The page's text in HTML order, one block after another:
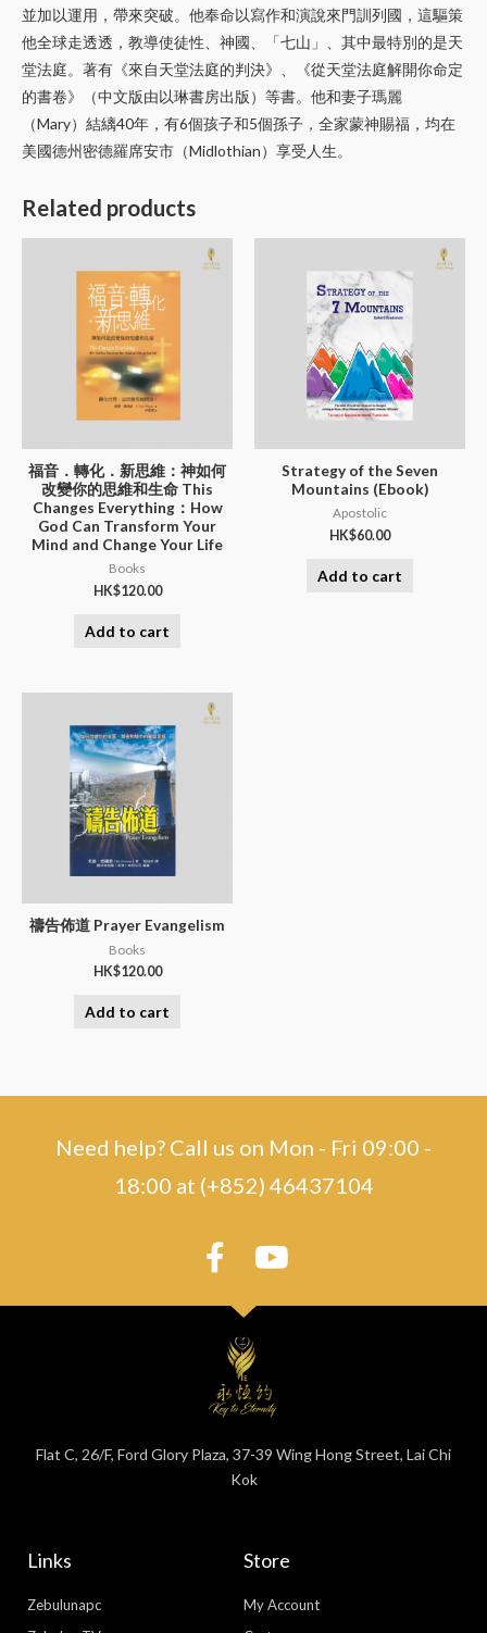
並加以運用，帶來突破。他奉命以寫作和演說來門訓列國，這驅策
他全球走透透，教導使徒性、神國、「七山」、其中最特別的是天
堂法庭。著有《來自天堂法庭的判決》、《從天堂法庭解開你命定
的書卷》（中文版由以琳書房出版）等書。他和妻子瑪麗
（Mary）結縭40年，有6個孩子和5個孫子，全家蒙神賜福，均在
美國德州密德羅席安市（Midlothian）享受人生。
Related products
福音．轉化．新思維：神如何
改變你的思維和生命 This
Changes Everything：How
God Can Transform Your
Mind and Change Your Life
Books
HK$120.00
Add to cart
Strategy of the Seven
Mountains (Ebook)
Apostolic
HK$60.00
Add to cart
禱告佈道 Prayer Evangelism
Books
HK$120.00
Add to cart
Need help? Call us on Mon - Fri 09:00 -
18:00 at (+852) 46437104
Flat C, 26/F, Ford Glory Plaza, 37-39 Wing Hong Street, Lai Chi
Kok
Links
Zebulunapc
Store
My Account